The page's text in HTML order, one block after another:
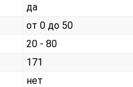
да
от 0 до 50
20 - 80
171
нет